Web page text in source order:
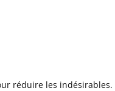
réduire les indésirables.